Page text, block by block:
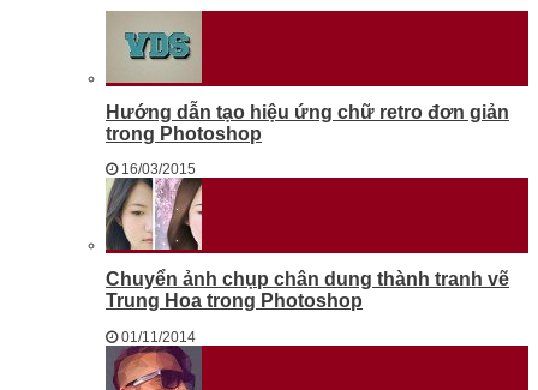
Hướng dẫn tạo hiệu ứng chữ retro đơn giản
trong Photoshop
16/03/2015
Chuyển ảnh chụp chân dung thành tranh vẽ
Trung Hoa trong Photoshop
01/11/2014